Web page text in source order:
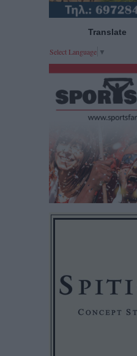
Translate
Select Language ▼